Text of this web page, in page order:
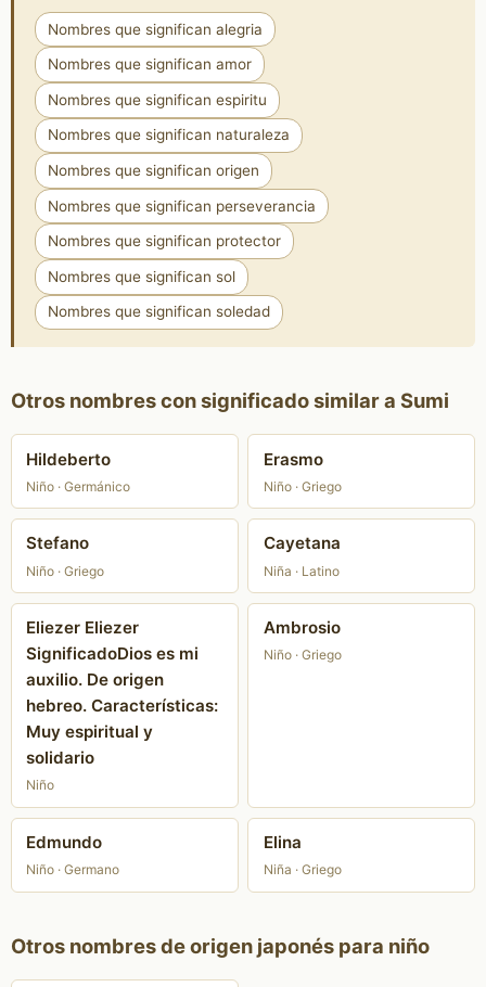
Nombres que significan alegria
Nombres que significan amor
Nombres que significan espiritu
Nombres que significan naturaleza
Nombres que significan origen
Nombres que significan perseverancia
Nombres que significan protector
Nombres que significan sol
Nombres que significan soledad
Otros nombres con significado similar a Sumi
Hildeberto
Niño · Germánico
Erasmo
Niño · Griego
Stefano
Niño · Griego
Cayetana
Niña · Latino
Eliezer Eliezer
SignificadoDios es mi
auxilio. De origen
hebreo. Características:
Muy espiritual y
solidario
Niño
Ambrosio
Niño · Griego
Edmundo
Niño · Germano
Elina
Niña · Griego
Otros nombres de origen japonés para niño